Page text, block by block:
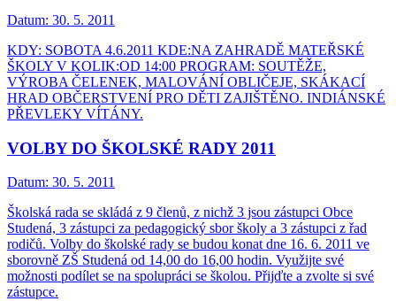
Datum: 30. 5. 2011
KDY: SOBOTA 4.6.2011 KDE:NA ZAHRADĚ MATEŘSKÉ
ŠKOLY V KOLIK:OD 14:00 PROGRAM: SOUTĚŽE,
VÝROBA ČELENEK, MALOVÁNÍ OBLIČEJE, SKÁKACÍ
HRAD OBČERSTVENÍ PRO DĚTI ZAJIŠTĚNO. INDIÁNSKÉ
PŘEVLEKY VÍTÁNY.
VOLBY DO ŠKOLSKÉ RADY 2011
Datum: 30. 5. 2011
Školská rada se skládá z 9 členů, z nichž 3 jsou zástupci Obce
Studená, 3 zástupci za pedagogický sbor školy a 3 zástupci z řad
rodičů. Volby do školské rady se budou konat dne 16. 6. 2011 ve
sborovně ZŠ Studená od 14,00 do 16,00 hodin. Využijte své
možnosti podílet se na spolupráci se školou. Přijďte a zvolte si své
zástupce.